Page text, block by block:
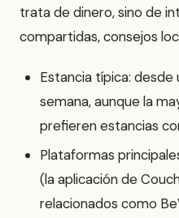
trata de dinero, sino de
compartidas, consejos
Estancia típica: desde
semana, aunque la
prefieren estancias
Plataformas
(la aplicación de
relacionados como